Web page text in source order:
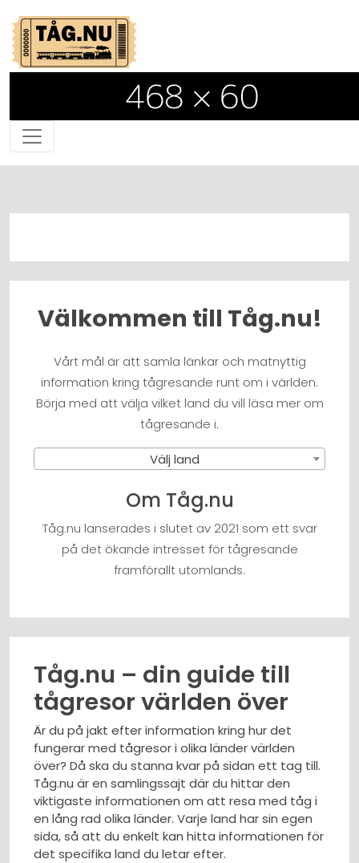
Välkommen till Tåg.nu!
Vårt mål är att samla länkar och matnyttig
information kring tågresande runt om i världen.
Börja med att välja vilket land du vill läsa mer om
tågresande i.
Välj land
Om Tåg.nu
Tåg.nu lanserades i slutet av 2021 som ett svar
på det ökande intresset för tågresande
framförallt utomlands.
Tåg.nu – din guide till
tågresor världen över
Är du på jakt efter information kring hur det
fungerar med tågresor i olika länder världen
över? Då ska du stanna kvar på sidan ett tag till.
Tåg.nu är en samlingssajt där du hittar den
viktigaste informationen om att resa med tåg i
en lång rad olika länder. Varje land har sin egen
sida, så att du enkelt kan hitta informationen för
det specifika land du letar efter.